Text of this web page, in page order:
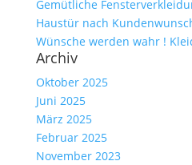
Gemütliche
Haustür nach
Wünsche werden wahr !
Archiv
Oktober 2025
Juni 2025
März 2025
Februar 2025
November 2023